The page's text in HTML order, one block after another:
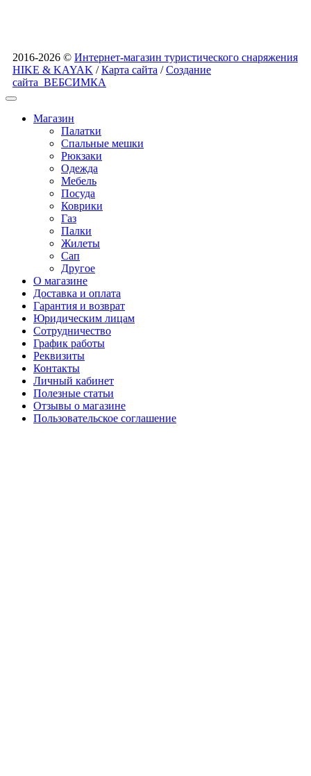
2016-2026 © Интернет-магазин туристического снаряжения
HIKE & KAYAK /Карта сайта /Создание
сайта ВЕБСИМКА
Магазин
Палатки
Спальные мешки
Рюкзаки
Одежда
Мебель
Посуда
Коврики
Газ
Палки
Жилеты
Сап
Другое
О магазине
Доставка и оплата
Гарантия и возврат
Юридическим лицам
Сотрудничество
График работы
Реквизиты
Контакты
Личный кабинет
Полезные статьи
Отзывы о магазине
Пользовательское соглашение